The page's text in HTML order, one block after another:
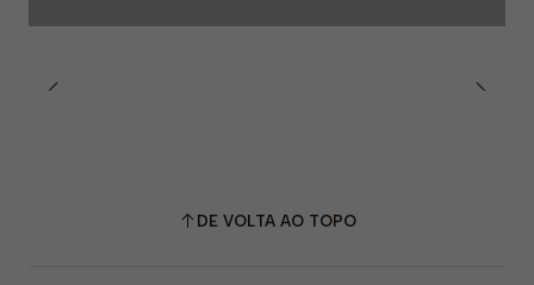
DE VOLTA AO TOPO